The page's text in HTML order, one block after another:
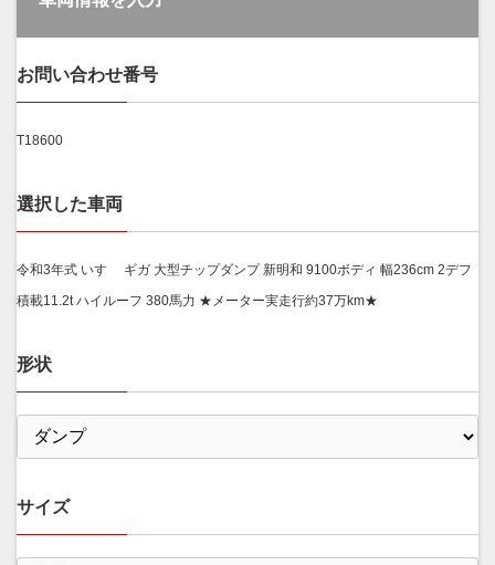
お問い合わせ番号
T18600
選択した車両
令和3年式 いすゞ ギガ 大型チップダンプ 新明和 9100ボディ 幅236cm 2デフ
積載11.2t ハイルーフ 380馬力 ★メーター実走行約37万km★
形状
サイズ